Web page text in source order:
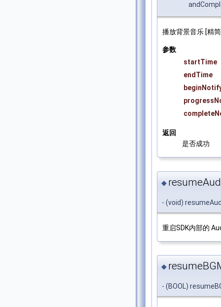
播放背景音乐 [精
参数
startTime
endTime
返回
是否成功
◆
- (void)
重启SDK内部的
◆
- (BOOL)